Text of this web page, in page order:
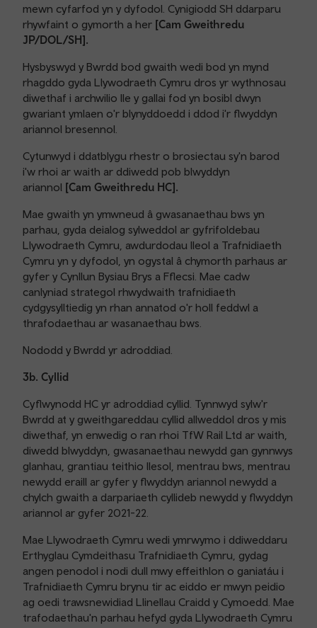
mewn cyfarfod yn y dyfodol. Cynigiodd SH ddarparu
rhywfaint o gymorth a her [Cam Gweithredu
JP/DOL/SH].
Hysbyswyd y Bwrdd bod gwaith wedi bod yn mynd
rhagddo gyda Llywodraeth Cymru dros yr wythnosau
diwethaf i archwilio lle y gallai fod yn bosibl dwyn
gwariant ymlaen o'r blynyddoedd i ddod i'r flwyddyn
ariannol bresennol.
Cytunwyd i ddatblygu rhestr o brosiectau sy'n barod
i'w rhoi ar waith ar ddiwedd pob blwyddyn
ariannol [Cam Gweithredu HC].
Mae gwaith yn ymwneud â gwasanaethau bws yn
parhau, gyda deialog sylweddol ar gyfrifoldebau
Llywodraeth Cymru, awdurdodau lleol a Trafnidiaeth
Cymru yn y dyfodol, yn ogystal â chymorth parhaus ar
gyfer y Cynllun Bysiau Brys a Fflecsi. Mae cadw
canlyniad strategol rhwydwaith trafnidiaeth
cydgysylltiedig yn rhan annatod o'r holl feddwl a
thrafodaethau ar wasanaethau bws.
Nododd y Bwrdd yr adroddiad.
3b. Cyllid
Cyflwynodd HC yr adroddiad cyllid. Tynnwyd sylw'r
Bwrdd at y gweithgareddau cyllid allweddol dros y mis
diwethaf, yn enwedig o ran rhoi TfW Rail Ltd ar waith,
diwedd blwyddyn, gwasanaethau newydd gan gynnwys
glanhau, grantiau teithio llesol, mentrau bws, mentrau
newydd eraill ar gyfer y flwyddyn ariannol newydd a
chylch gwaith a darpariaeth cyllideb newydd y flwyddyn
ariannol ar gyfer 2021-22.
Mae Llywodraeth Cymru wedi ymrwymo i ddiweddaru
Erthyglau Cymdeithasu Trafnidiaeth Cymru, gydag
angen penodol i nodi dull mwy effeithlon o ganiatáu i
Trafnidiaeth Cymru brynu tir ac eiddo er mwyn peidio
ag oedi trawsnewidiad Llinellau Craidd y Cymoedd. Mae
trafodaethau'n parhau hefyd gyda Llywodraeth Cymru